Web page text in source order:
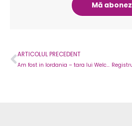
Mă abonez
Prev
ARTICOLUL PRECEDENT
Am fost in Iordania – tara lui Welcome!